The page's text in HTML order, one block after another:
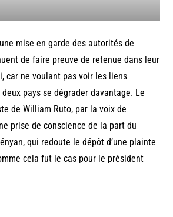
mise en garde des autorités de
de faire preuve de retenue dans leur
car ne voulant pas voir les liens
pays se dégrader davantage. Le
de William Ruto, par la voix de
prise de conscience de la part du
qui redoute le dépôt d’une plainte
cela fut le cas pour le président